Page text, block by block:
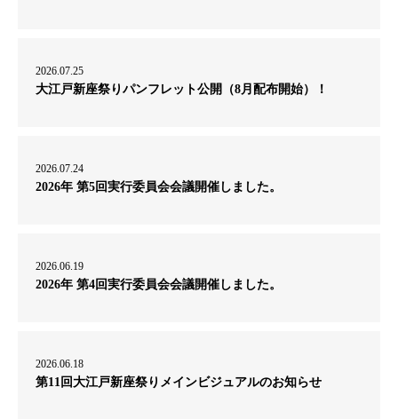
2026.07.25
大江戸新座祭りパンフレット公開（8月配布開始）！
2026.07.24
2026年 第5回実行委員会会議開催しました。
2026.06.19
2026年 第4回実行委員会会議開催しました。
2026.06.18
第11回大江戸新座祭りメインビジュアルのお知らせ